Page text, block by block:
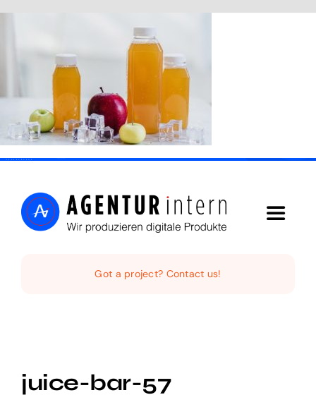
Skip
content
Toggle
Got a project? Contact us!
juice-bar-57